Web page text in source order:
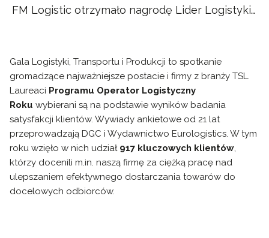
FM Logistic otrzymało nagrodę Lider Logistyki…
Gala Logistyki, Transportu i Produkcji to spotkanie
gromadzące najważniejsze postacie i firmy z branży TSL.
Laureaci Programu Operator Logistyczny
Roku wybierani są na podstawie wyników badania
satysfakcji klientów. Wywiady ankietowe od 21 lat
przeprowadzają DGC i Wydawnictwo Eurologistics. W tym
roku wzięło w nich udział 917 kluczowych klientów,
którzy docenili m.in. naszą firmę za ciężką pracę nad
ulepszaniem efektywnego dostarczania towarów do
docelowych odbiorców.